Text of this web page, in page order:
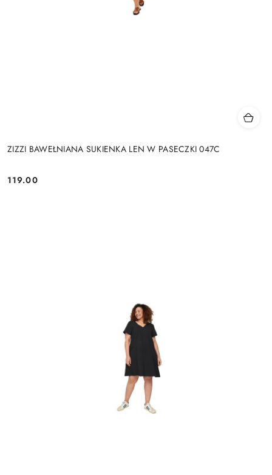
ZIZZI BAWEŁNIANA SUKIENKA LEN W PASECZKI 047C
Cena:
119.00